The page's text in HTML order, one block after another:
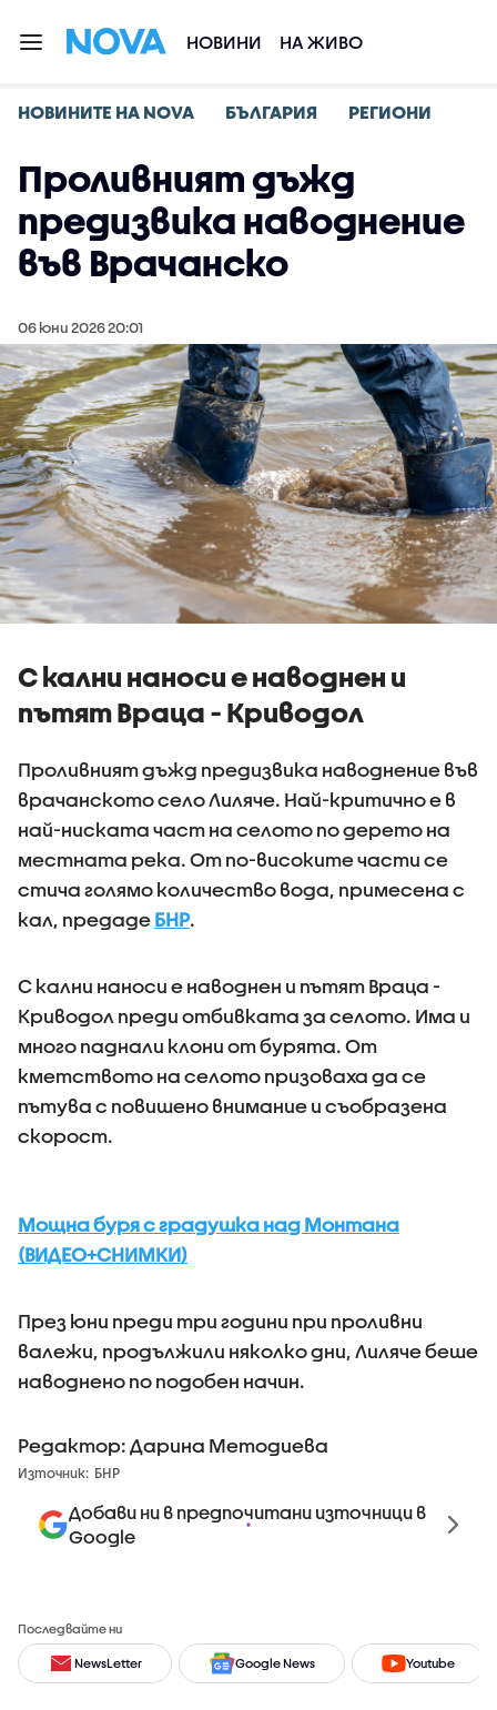
НОВИНИ НА ЖИВО
НОВИНИТЕ НА NOVA БЪЛГАРИЯ РЕГИОНИ
Проливният дъжд
предизвика наводнение
във Врачанско
06 юни 2026 20:01
С кални наноси е наводнен и
пътят Враца - Криводол
Проливният дъжд предизвика наводнение във
врачанското село Лиляче. Най-критично е в
най-ниската част на селото по дерето на
местната река. От по-високите части се
стича голямо количество вода, примесена с
кал, предаде БНР.
С кални наноси е наводнен и пътят Враца -
Криводол преди отбивката за селото. Има и
много паднали клони от бурята. От
кметството на селото призоваха да се
пътува с повишено внимание и съобразена
скорост.
Мощна буря с градушка над Монтана
(ВИДЕО+СНИМКИ)
През юни преди три години при проливни
валежи, продължили няколко дни, Лиляче беше
наводнено по подобен начин.
Редактор: Дарина Методиева
Източник: БНР
Добави ни в предпочитани източници в
Google
Последвайте ни
NewsLetter Google News Youtube